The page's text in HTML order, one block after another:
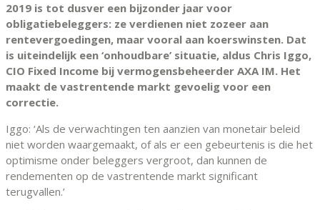
2019 is tot dusver een bijzonder jaar voor
obligatiebeleggers: ze verdienen niet zozeer aan
rentevergoedingen, maar vooral aan koerswinsten. Dat
is uiteindelijk een ‘onhoudbare’ situatie, aldus Chris Iggo,
CIO Fixed Income bij vermogensbeheerder AXA IM. Het
maakt de vastrentende markt gevoelig voor een
correctie.
Iggo: ‘Als de verwachtingen ten aanzien van monetair beleid
niet worden waargemaakt, of als er een gebeurtenis is die het
optimisme onder beleggers vergroot, dan kunnen de
rendementen op de vastrentende markt significant
terugvallen.’